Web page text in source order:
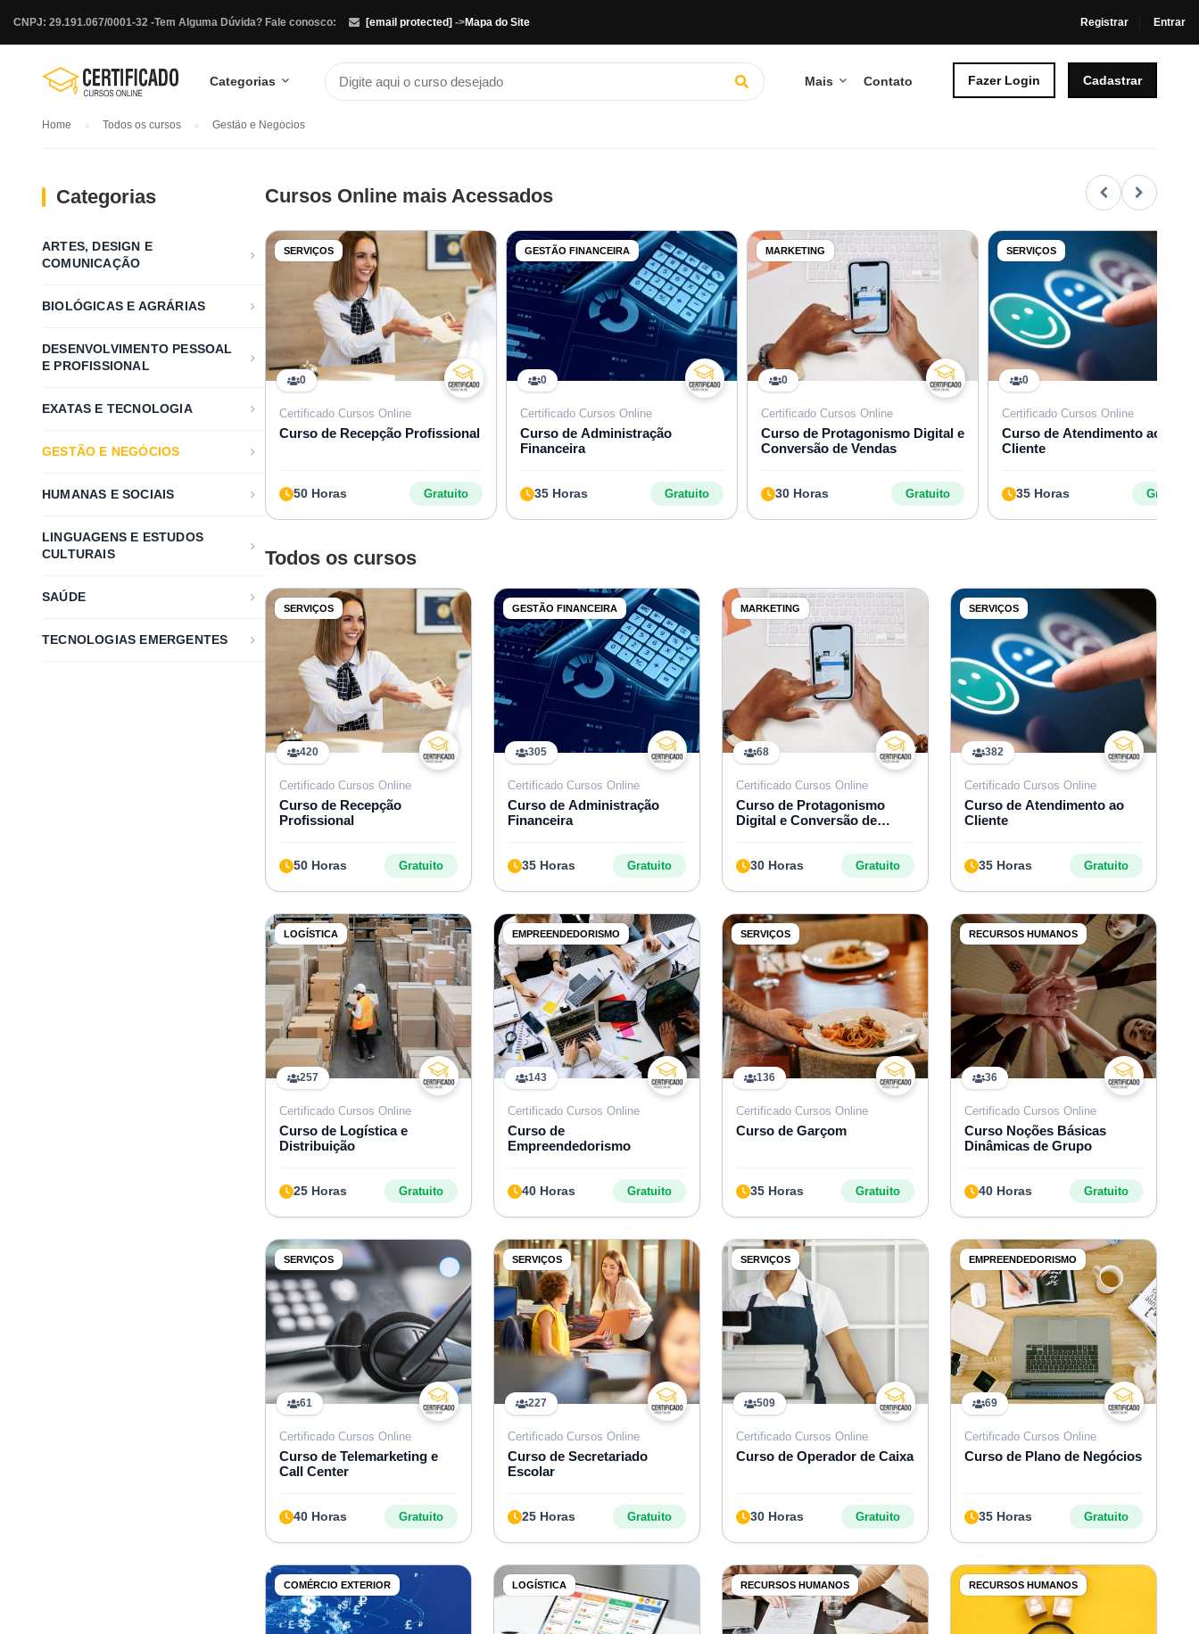
Tem Alguma Dúvida? Fale conosco: [email protected]
CNPJ: 29.191.067/0001-32 - ->Mapa do Site Registrar Entrar
Categorias Mais Contato Fazer Login Cadastrar
Home Todos os cursos Gestão e Negócios
Categorias
ARTES, DESIGN E
COMUNICAÇÃO
BIOLÓGICAS E AGRÁRIAS
DESENVOLVIMENTO PESSOAL
E PROFISSIONAL
EXATAS E TECNOLOGIA
GESTÃO E NEGÓCIOS
HUMANAS E SOCIAIS
LINGUAGENS E ESTUDOS
CULTURAIS
SAÚDE
TECNOLOGIAS EMERGENTES
Cursos Online mais Acessados
SERVIÇOS
0
Certificado Cursos Online
Curso de Recepção Profissional
50 Horas Gratuito
GESTÃO FINANCEIRA
0
Certificado Cursos Online
Curso de Administração
Financeira
35 Horas Gratuito
MARKETING
0
Certificado Cursos Online
Curso de Protagonismo Digital e
Conversão de Vendas
30 Horas Gratuito
SERVIÇOS
0
Certificado Cursos Online
Curso de Atendimento ao
Cliente
35 Horas Gratuito
Todos os cursos
SERVIÇOS
420
Certificado Cursos Online
Curso de Recepção
Profissional
50 Horas Gratuito
GESTÃO FINANCEIRA
305
Certificado Cursos Online
Curso de Administração
Financeira
35 Horas Gratuito
MARKETING
68
Certificado Cursos Online
Curso de Protagonismo
Digital e Conversão de
30 Horas Gratuito
SERVIÇOS
382
Certificado Cursos Online
Curso de Atendimento ao
Cliente
35 Horas Gratuito
LOGÍSTICA
257
Certificado Cursos Online
Curso de Logística e
Distribuição
25 Horas Gratuito
EMPREENDEDORISMO
143
Certificado Cursos Online
Curso de
Empreendedorismo
40 Horas Gratuito
SERVIÇOS
136
Certificado Cursos Online
Curso de Garçom
35 Horas Gratuito
RECURSOS HUMANOS
36
Certificado Cursos Online
Curso Noções Básicas
Dinâmicas de Grupo
40 Horas Gratuito
SERVIÇOS
61
Certificado Cursos Online
Curso de Telemarketing e
Call Center
40 Horas Gratuito
SERVIÇOS
227
Certificado Cursos Online
Curso de Secretariado
Escolar
25 Horas Gratuito
SERVIÇOS
509
Certificado Cursos Online
Curso de Operador de Caixa
30 Horas Gratuito
EMPREENDEDORISMO
69
Certificado Cursos Online
Curso de Plano de Negócios
35 Horas Gratuito
COMÉRCIO EXTERIOR LOGÍSTICA RECURSOS HUMANOS RECURSOS HUMANOS